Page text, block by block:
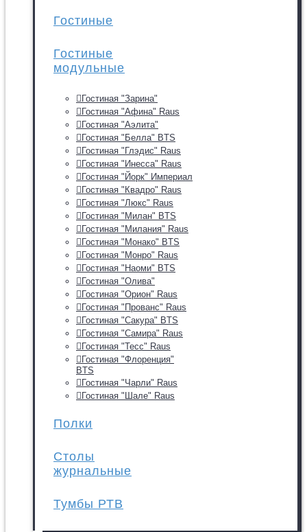
Гостиные
Гостиные
модульные
Гостиная "Зарина"
Гостиная "Афина" Raus
Гостиная "Аэлита"
Гостиная "Белла" BTS
Гостиная "Глэдис" Raus
Гостиная "Инесса" Raus
Гостиная "Йорк" Империал
Гостиная "Квадро" Raus
Гостиная "Люкс" Raus
Гостиная "Милан" BTS
Гостиная "Милания" Raus
Гостиная "Монако" BTS
Гостиная "Монро" Raus
Гостиная "Наоми" BTS
Гостиная "Олива"
Гостиная "Орион" Raus
Гостиная "Прованс" Raus
Гостиная "Сакура" BTS
Гостиная "Самира" Raus
Гостиная "Тесс" Raus
Гостиная "Флоренция"
BTS
Гостиная "Чарли" Raus
Гостиная "Шале" Raus
Полки
Столы
журнальные
Тумбы РТВ